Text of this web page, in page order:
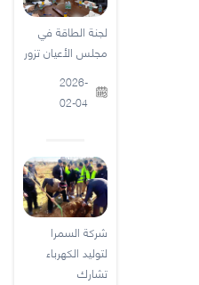
لجنة الطاقة في
مجلس الأعيان تزور
2026-
02-04
شركة السمرا
لتوليد الكهرباء
تشارك